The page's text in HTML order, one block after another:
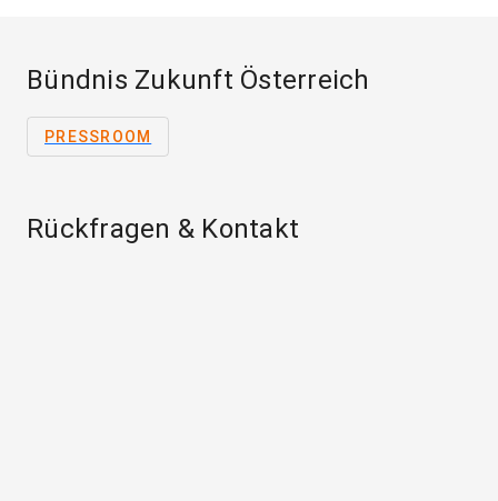
Bündnis Zukunft Österreich
PRESSROOM
Rückfragen & Kontakt